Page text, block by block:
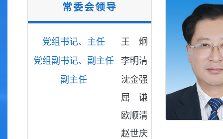
常委会领导
党组书记、主任
王 炯
党组副书记、副主任
李明清
副主任
沈金强
屈 谦
欧顺清
赵世庆